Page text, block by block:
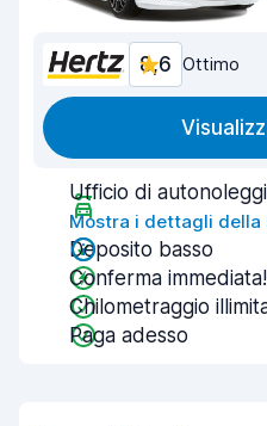
8,6 Ottimo
Ufficio di
Mostra i dettagli della
Deposito basso
Conferma immediata!
Chilometraggio
Paga adesso